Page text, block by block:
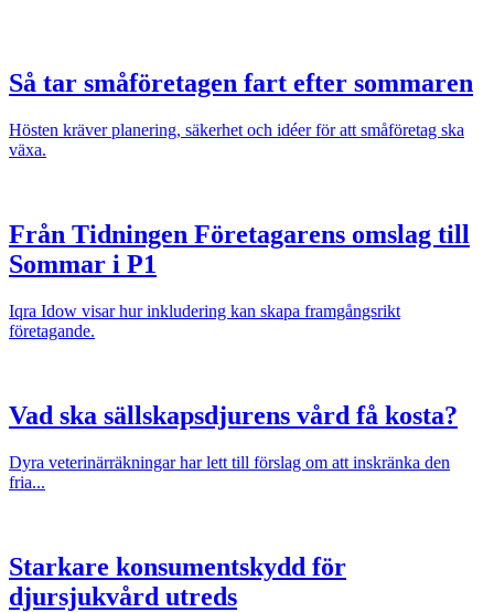
Så tar småföretagen fart efter sommaren
Hösten kräver planering, säkerhet och idéer för att småföretag ska
växa.
Från Tidningen Företagarens omslag till
Sommar i P1
Iqra Idow visar hur inkludering kan skapa framgångsrikt
företagande.
Vad ska sällskapsdjurens vård få kosta?
Dyra veterinärräkningar har lett till förslag om att inskränka den
fria...
Starkare konsumentskydd för
djursjukvård utreds